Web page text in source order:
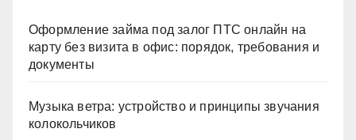
Оформление займа под залог ПТС онлайн на
карту без визита в офис: порядок, требования и
документы
Музыка ветра: устройство и принципы звучания
колокольчиков